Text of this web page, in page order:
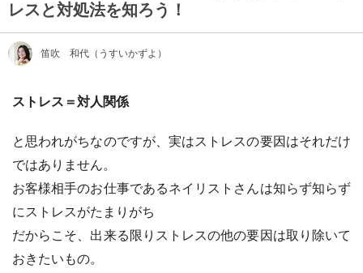
レスと対処法を知ろう！
笛吹 和代（うすいかずよ）
ストレス＝対人関係
と思われがちなのですが、実はストレスの要因はそれだけ
ではありません。
お客様相手のお仕事であるネイリストさんは知らず知らず
にストレスがたまりがち
だからこそ、出来る限りストレスの他の要因は取り除いて
おきたいもの。